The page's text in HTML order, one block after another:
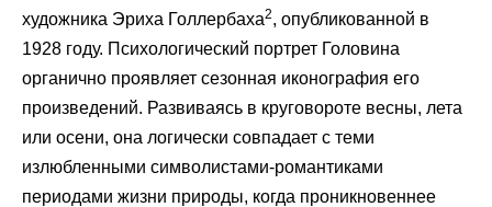
художника Эриха Голлербаха2, опубликованной в
1928 году. Психологический портрет Головина
органично проявляет сезонная иконография его
произведений. Развиваясь в круговороте весны, лета
или осени, она логически совпадает с теми
излюбленными символистами-романтиками
периодами жизни природы, когда проникновеннее